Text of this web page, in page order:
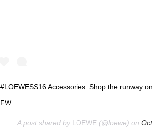
#LOEWESS16 Accessories. Shop the runway
FW
A post shared by LOEWE(@loewe) on Oct